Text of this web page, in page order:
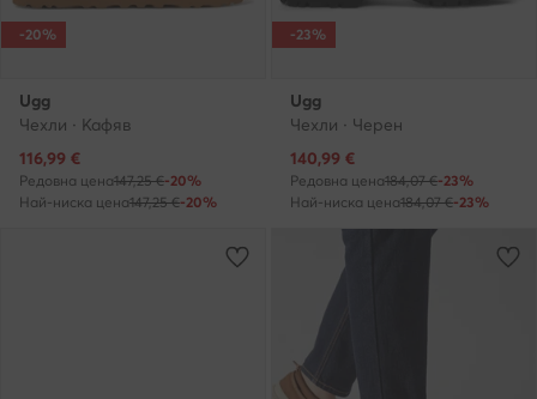
-20%
Ugg
Чехли · Кафяв
Актуална цена
116,99 €
Редовна цена147,25 €-20%
Най-ниска цена147,25 €-20%
-23%
Ugg
Чехли · Черен
Актуална цена
140,99 €
Редовна цена184,07 €-23%
Най-ниска цена184,07 €-23%